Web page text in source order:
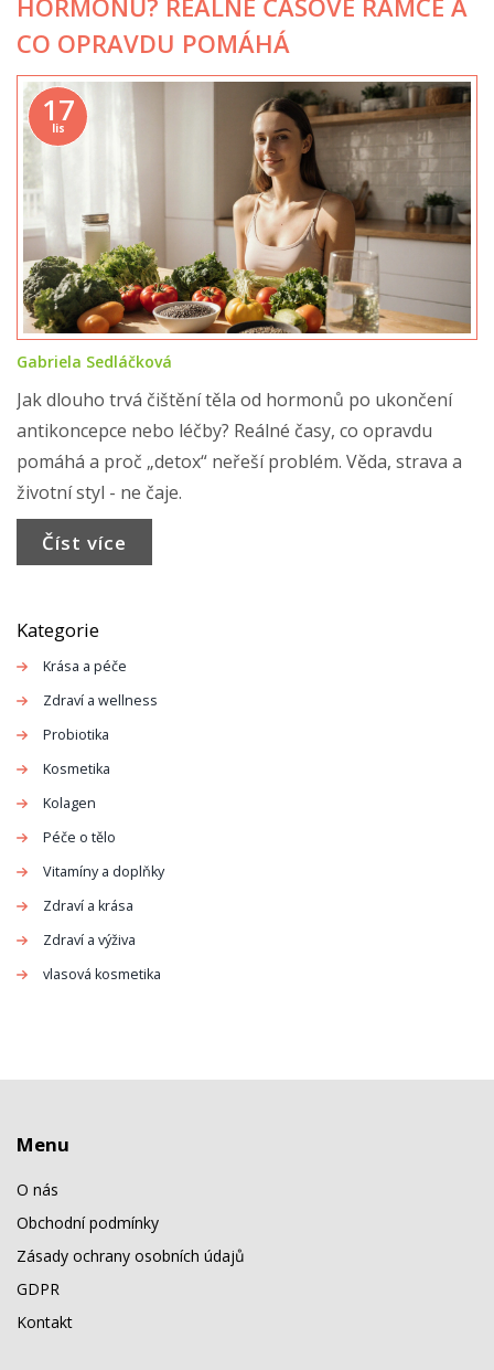
HORMONŮ? REÁLNÉ ČASOVÉ RÁMCE A
CO OPRAVDU POMÁHÁ
17
lis
Gabriela Sedláčková
Jak dlouho trvá čištění těla od hormonů po ukončení
antikoncepce nebo léčby? Reálné časy, co opravdu
pomáhá a proč „detox“ neřeší problém. Věda, strava a
životní styl - ne čaje.
Číst více
Kategorie
Krása a péče
Zdraví a wellness
Probiotika
Kosmetika
Kolagen
Péče o tělo
Vitamíny a doplňky
Zdraví a krása
Zdraví a výživa
vlasová kosmetika
Menu
O nás
Obchodní podmínky
Zásady ochrany osobních údajů
GDPR
Kontakt